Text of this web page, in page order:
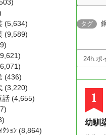
タグ
1
幼馴
(5,634)
(9,589)
(436)
(3,220)
話 (4,655)
ｸｼｮﾝ (8,864)